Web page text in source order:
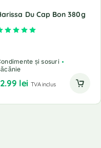
Du Cap Bon 380g
și sosuri
lei TVA inclus